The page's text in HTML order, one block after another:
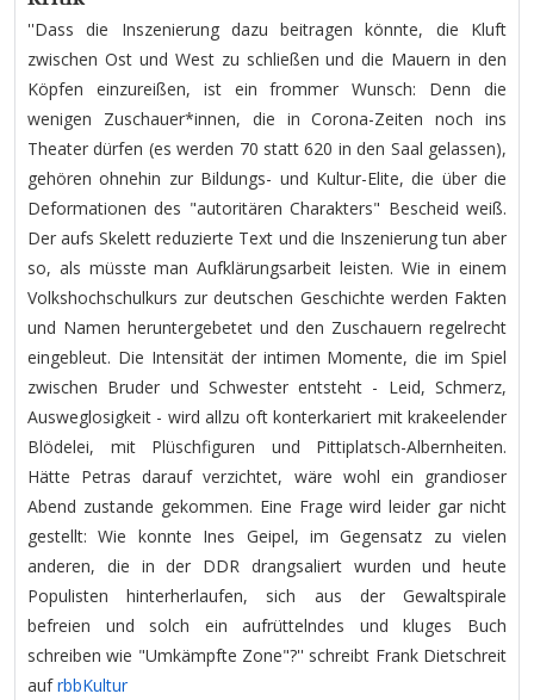
''Dass die Inszenierung dazu beitragen könnte, die Kluft
zwischen Ost und West zu schließen und die Mauern in den
Köpfen einzureißen, ist ein frommer Wunsch: Denn die
wenigen Zuschauer*innen, die in Corona-Zeiten noch ins
Theater dürfen (es werden 70 statt 620 in den Saal gelassen),
gehören ohnehin zur Bildungs- und Kultur-Elite, die über die
Deformationen des "autoritären Charakters" Bescheid weiß.
Der aufs Skelett reduzierte Text und die Inszenierung tun aber
so, als müsste man Aufklärungsarbeit leisten. Wie in einem
Volkshochschulkurs zur deutschen Geschichte werden Fakten
und Namen heruntergebetet und den Zuschauern regelrecht
eingebleut. Die Intensität der intimen Momente, die im Spiel
zwischen Bruder und Schwester entsteht - Leid, Schmerz,
Ausweglosigkeit - wird allzu oft konterkariert mit krakeelender
Blödelei, mit Plüschfiguren und Pittiplatsch-Albernheiten.
Hätte Petras darauf verzichtet, wäre wohl ein grandioser
Abend zustande gekommen. Eine Frage wird leider gar nicht
gestellt: Wie konnte Ines Geipel, im Gegensatz zu vielen
anderen, die in der DDR drangsaliert wurden und heute
Populisten hinterherlaufen, sich aus der Gewaltspirale
befreien und solch ein aufrüttelndes und kluges Buch
schreiben wie "Umkämpfte Zone"?'' schreibt Frank Dietschreit
aufrbbKultur